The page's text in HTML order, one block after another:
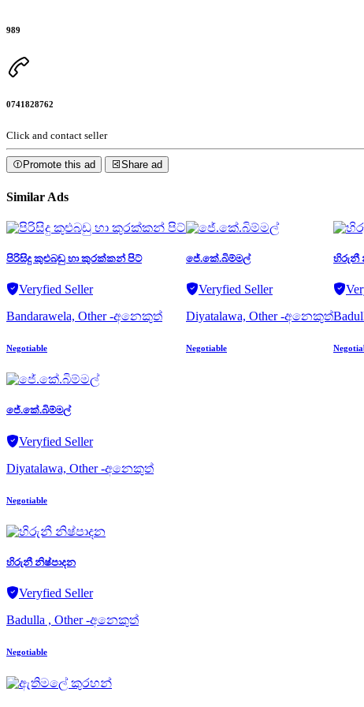
989
0741828762
Click and contact seller
Promote this ad Share ad
Similar Ads
පිරිසිදු කුළුබඩු හා කුරක්කන් පිට්
Veryfied Seller
Bandarawela, Other -අනෙකුත්
Negotiable
ජේ.කේ.බිම්මල්
Veryfied Seller
Diyatalawa, Other -අනෙකුත්
Negotiable
හිරුනී
ජේ.කේ.බිම්මල්
Veryfied Seller
Diyatalawa, Other -අනෙකුත්
Negotiable
හිරුනී නිෂ්පාදන
Veryfied Seller
Badulla , Other -අනෙකුත්
Negotiable